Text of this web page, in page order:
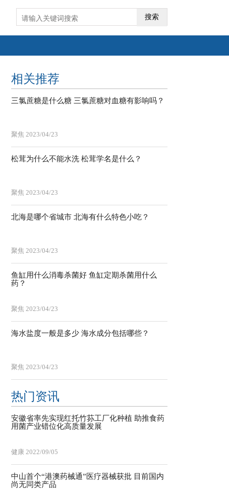
搜索
相关推荐
三氯蔗糖是什么糖 三氯蔗糖对血糖有影响吗？
聚焦 2023/04/23
松茸为什么不能水洗 松茸学名是什么？
聚焦 2023/04/23
北海是哪个省城市 北海有什么特色小吃？
聚焦 2023/04/23
鱼缸用什么消毒杀菌好 鱼缸定期杀菌用什么
药？
聚焦 2023/04/23
海水盐度一般是多少 海水成分包括哪些？
聚焦 2023/04/23
热门资讯
安徽省率先实现红托竹荪工厂化种植 助推食药
用菌产业错位化高质量发展
健康 2022/09/05
中山首个“港澳药械通”医疗器械获批 目前国内
尚无同类产品